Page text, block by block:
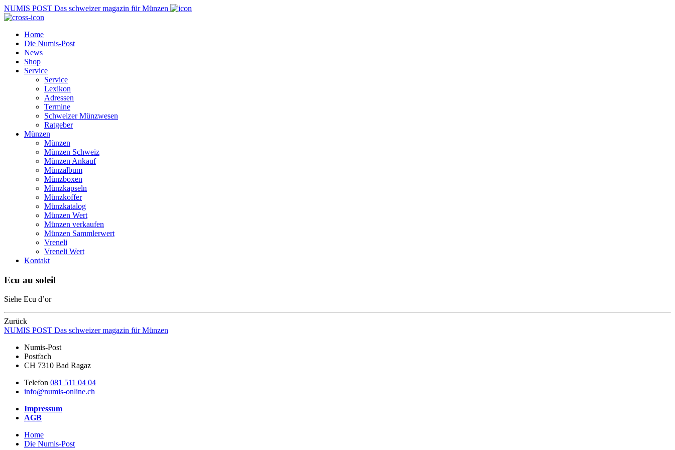
NUMIS POST Das schweizer magazin für Münzen
Home
Die Numis-Post
News
Shop
Service
Service
Lexikon
Adressen
Termine
Schweizer Münzwesen
Ratgeber
Münzen
Münzen
Münzen Schweiz
Münzen Ankauf
Münzalbum
Münzboxen
Münzkapseln
Münzkoffer
Münzkatalog
Münzen Wert
Münzen verkaufen
Münzen Sammlerwert
Vreneli
Vreneli Wert
Kontakt
Ecu au soleil
Siehe Ecu d’or
Zurück
NUMIS POST Das schweizer magazin für Münzen
Numis-Post
Postfach
CH 7310 Bad Ragaz
Telefon 081 511 04 04
info@numis-online.ch
Impressum
AGB
Home
Die Numis-Post